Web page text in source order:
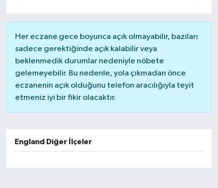
Her eczane gece boyunca açık olmayabilir, bazıları
sadece gerektiğinde açık kalabilir veya
beklenmedik durumlar nedeniyle nöbete
gelemeyebilir. Bu nedenle, yola çıkmadan önce
eczanenin açık olduğunu telefon aracılığıyla teyit
etmeniz iyi bir fikir olacaktır.
England Diğer İlçeler